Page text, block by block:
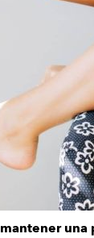
mantener una